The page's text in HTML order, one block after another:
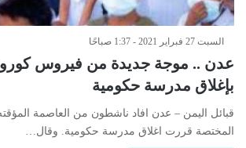
السبت 27 فبراير 2021 - 1:37 صباحًا
عدن .. موجة جديدة من فيروس
بإغلاق مدرسة حكومية
قبائل اليمن – عدن افاد ناشطون من العاصمة
المختصة قررت اغلاق مدرسة حكومية. وقال…